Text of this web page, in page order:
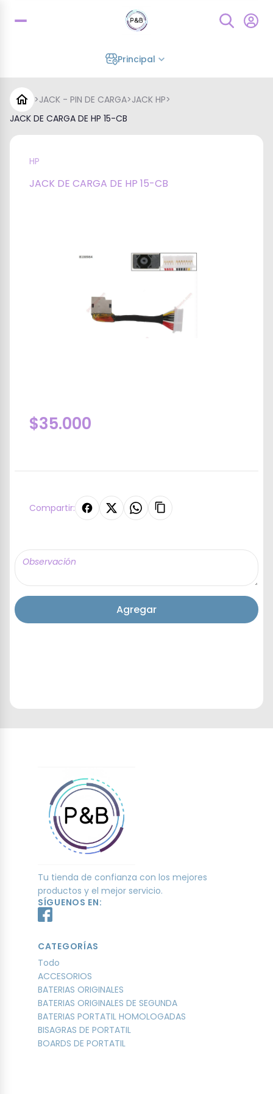
Principal
>JACK - PIN DE CARGA>JACK HP>
JACK DE CARGA DE HP 15-CB
HP
JACK DE CARGA DE HP 15-CB
$35.000
Compartir:
Agregar
Tu tienda de confianza con los mejores
productos y el mejor servicio.
SÍGUENOS EN:
CATEGORÍAS
Todo
ACCESORIOS
BATERIAS ORIGINALES
BATERIAS ORIGINALES DE SEGUNDA
BATERIAS PORTATIL HOMOLOGADAS
BISAGRAS DE PORTATIL
BOARDS DE PORTATIL